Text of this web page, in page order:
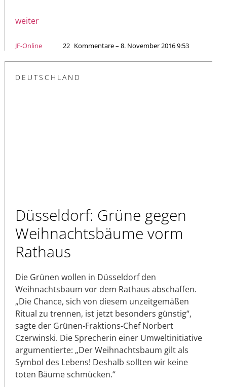
weiter
JF-Online 22 Kommentare – 8. November 2016 9:53
DEUTSCHLAND
Düsseldorf: Grüne gegen
Weihnachtsbäume vorm
Rathaus
Die Grünen wollen in Düsseldorf den
Weihnachtsbaum vor dem Rathaus abschaffen.
„Die Chance, sich von diesem unzeitgemäßen
Ritual zu trennen, ist jetzt besonders günstig“,
sagte der Grünen-Fraktions-Chef Norbert
Czerwinski. Die Sprecherin einer Umweltinitiative
argumentierte: „Der Weihnachtsbaum gilt als
Symbol des Lebens! Deshalb sollten wir keine
toten Bäume schmücken.“